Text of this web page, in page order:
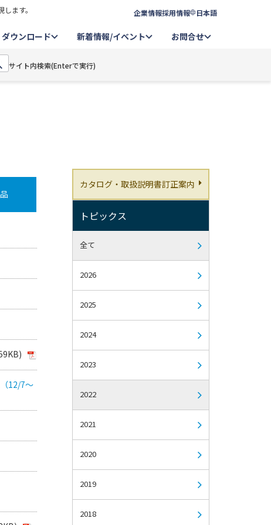
ます。 企業情報採用情報 日本語
ダウンロード 新着情報/イベント お問合せ
サイト内検索(Enterで実行)
12/7～
カタログ・取扱説明書訂正案内
トピックス
全て
2026
2025
2024
2023
2022
2021
2020
2019
2018